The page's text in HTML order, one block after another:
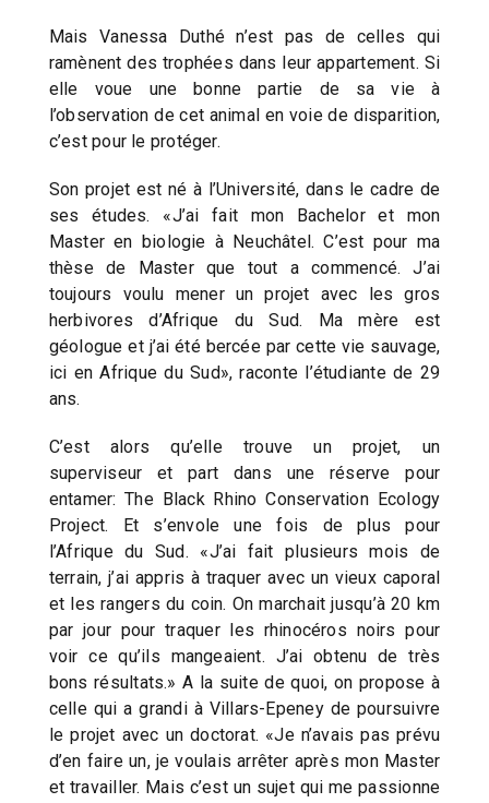
Mais Vanessa Duthé n’est pas de celles qui
ramènent des trophées dans leur appartement. Si
elle voue une bonne partie de sa vie à
l’observation de cet animal en voie de disparition,
c’est pour le protéger.
Son projet est né à l’Université, dans le cadre de
ses études. «J’ai fait mon Bachelor et mon
Master en biologie à Neuchâtel. C’est pour ma
thèse de Master que tout a commencé. J’ai
toujours voulu mener un projet avec les gros
herbivores d’Afrique du Sud. Ma mère est
géologue et j’ai été bercée par cette vie sauvage,
ici en Afrique du Sud», raconte l’étudiante de 29
ans.
C’est alors qu’elle trouve un projet, un
superviseur et part dans une réserve pour
entamer: The Black Rhino Conservation Ecology
Project. Et s’envole une fois de plus pour
l’Afrique du Sud. «J’ai fait plusieurs mois de
terrain, j’ai appris à traquer avec un vieux caporal
et les rangers du coin. On marchait jusqu’à 20 km
par jour pour traquer les rhinocéros noirs pour
voir ce qu’ils mangeaient. J’ai obtenu de très
bons résultats.» A la suite de quoi, on propose à
celle qui a grandi à Villars-Epeney de poursuivre
le projet avec un doctorat. «Je n’avais pas prévu
d’en faire un, je voulais arrêter après mon Master
et travailler. Mais c’est un sujet qui me passionne